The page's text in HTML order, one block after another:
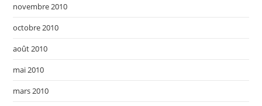
novembre 2010
octobre 2010
août 2010
mai 2010
mars 2010